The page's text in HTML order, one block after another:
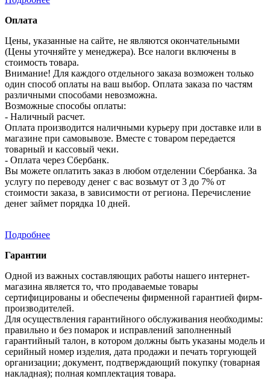
Оплата
Цены, указанные на сайте, не являются окончательными
(Цены уточняйте у менеджера). Все налоги включены в
стоимость товара.
Внимание! Для каждого отдельного заказа возможен только
один способ оплаты на ваш выбор. Оплата заказа по частям
различными способами невозможна.
Возможные способы оплаты:
- Наличный расчет.
Оплата производится наличными курьеру при доставке или в
магазине при самовывозе. Вместе с товаром передается
товарный и кассовый чеки.
- Оплата через Сбербанк.
Вы можете оплатить заказ в любом отделении Сбербанка. За
услугу по переводу денег с вас возьмут от 3 до 7% от
стоимости заказа, в зависимости от региона. Перечисление
денег займет порядка 10 дней.
Подробнее
Гарантии
Одной из важных составляющих работы нашего интернет-
магазина является то, что продаваемые товары
сертифицированы и обеспечены фирменной гарантией фирм-
производителей.
Для осуществления гарантийного обслуживания необходимы:
правильно и без помарок и исправлений заполненный
гарантийный талон, в котором должны быть указаны модель и
серийный номер изделия, дата продажи и печать торгующей
организации; документ, подтверждающий покупку (товарная
накладная); полная комплектация товара.